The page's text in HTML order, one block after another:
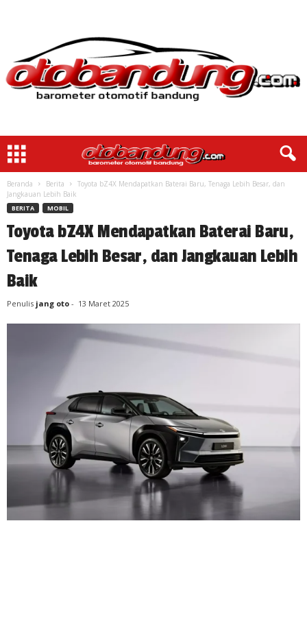
Beranda Berita
Toyota bZ4X Mendapatkan Baterai Baru, Tenaga Lebih Besar, dan
Jangkauan Lebih Baik
BERITA MOBIL
Toyota bZ4X Mendapatkan Baterai Baru,
Tenaga Lebih Besar, dan Jangkauan Lebih
Baik
Penulis jang oto - 13 Maret 2025